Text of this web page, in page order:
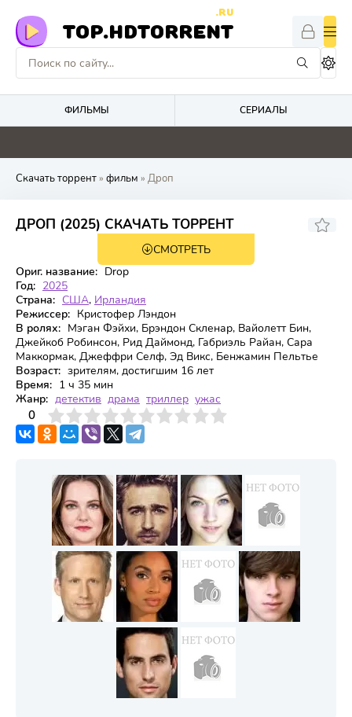
TOP.HDTORRENT
.RU
ФИЛЬМЫ СЕРИАЛЫ
0 0 0 0
Скачать торрент» фильм » Дроп
ДРОП (2025) СКАЧАТЬ ТОРРЕНТ
6.106 6.2
СМОТРЕТЬ
Ориг. название: Drop
Год: 2025
Страна: США, Ирландия
Режиссер: Кристофер Лэндон
В ролях: Мэган Фэйхи, Брэндон Скленар, Вайолетт Бин,
Джейкоб Робинсон, Рид Даймонд, Габриэль Райан, Сара
Маккормак, Джеффри Селф, Эд Викс, Бенжамин Пельтье
Возраст: зрителям, достигшим 16 лет
Время: 1 ч 35 мин
Жанр: детектив драма триллер ужас
0
4 6 7 8 9 10